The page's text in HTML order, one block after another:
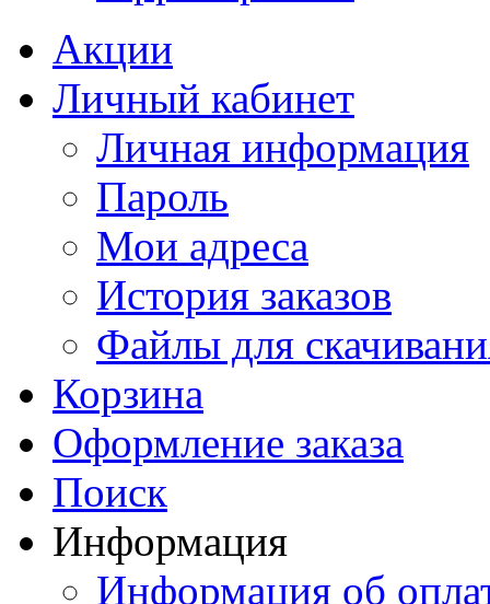
Акции
Личный кабинет
Личная информация
Пароль
Мои адреса
История заказов
Файлы для
Корзина
Оформление заказа
Поиск
Информация
Информация об